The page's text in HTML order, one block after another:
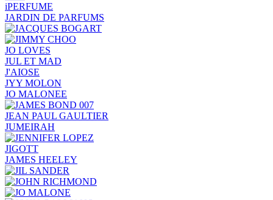
iPERFUME
JARDIN DE PARFUMS
JO LOVES
JUL ET MAD
J'AIOSE
JYY МОLON
JO MАLОNEE
JEAN PAUL GAULTIER
JUMEIRAH
JIGOTT
JAMES HEELEY